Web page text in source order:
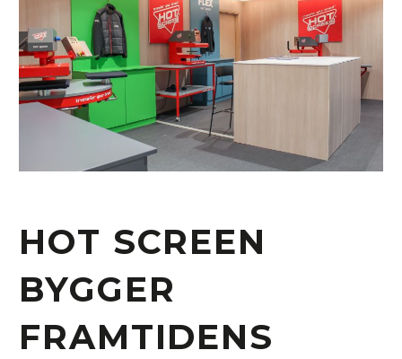
HOT SCREEN
BYGGER
FRAMTIDENS